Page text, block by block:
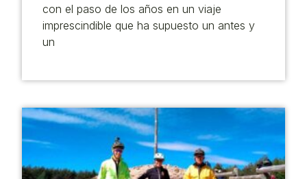
con el paso de los años en un viaje
imprescindible que ha supuesto un antes y
un